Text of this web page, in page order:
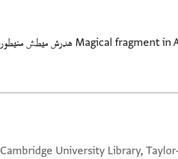
Cambridge University Library,